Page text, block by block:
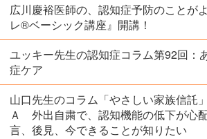
広川慶裕医師の、認知症予防のことが
レ®️ベーシック講座』開講！
ユッキー先生の認知症コラム第92回：
症ケア
山口先生のコラム「やさしい家族信託
Ａ 外出自粛で、認知機能の低下が心
言、後見、今できることが知りたい